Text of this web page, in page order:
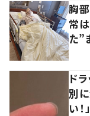
胸
常
た”
ド
別
い！